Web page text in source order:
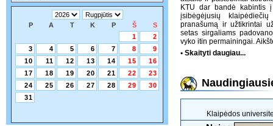
P A T K P Š
S
1
2
3
4 5 6 7 8
9
10
11 12 13 14 15
16
17
18 19 20 21 22
23
24
25 26 27 28 29
30
31
KTU dar bandė kabintis
įsibėgėjusių
pranašumą ir užtikrintai
setas sirgaliams
vyko itin permainingai.
• Skaityti daugiau...
Klaipėdos